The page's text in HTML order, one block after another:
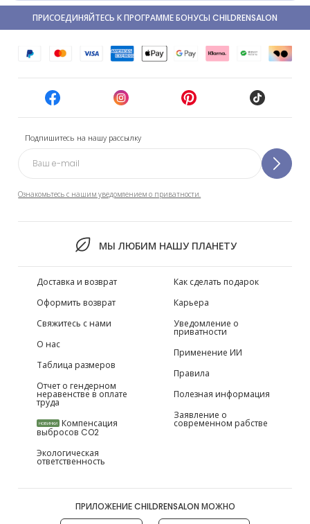
Подпишитесь на нашу рассылку
Ознакомьтесь с нашим уведомлением о приватности.
МЫ ЛЮБИМ НАШУ ПЛАНЕТУ
ПРИСОЕДИНЯЙТЕСЬ К ПРОГРАММЕ БОНУСЫ CHILDRENSALON
Доставка и возврат
Оформить возврат
Свяжитесь с нами
О нас
Таблица размеров
Отчет о гендерном
неравенстве в оплате
труда
НОВИНКИ Компенсация
выбросов CO2
Экологическая
ответственность
Как сделать подарок
Карьера
Уведомление о
приватности
Применение ИИ
Правила
Полезная информация
Заявление о
современном рабстве
ПРИЛОЖЕНИЕ CHILDRENSALON МОЖНО